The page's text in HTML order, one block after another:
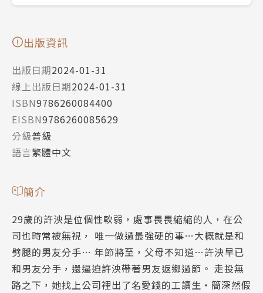
出版資訊
出版日期2024-01-31
線上出版日期2024-01-31
ISBN9786260084400
EISBN9786260085629
分級普級
語言繁體中文
簡介
29歲的許泱是位個性軟弱，處事畏畏縮縮的人，在公
司也時常被無視， 唯一做過最強硬的事…大概就是和
劈腿的男友分手… 年節將至，父母不知道…許泱早已
和男友分手，還逼迫許泱帶著男友返鄉過節。 走投無
路之下，她找上公司裡出了名愛錢的工讀生‧簡深然假